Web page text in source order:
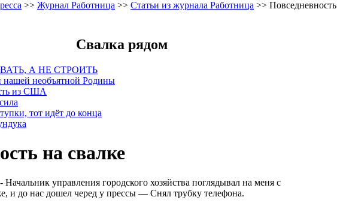
>>Журнал Работница >>Статьи из журнала Работница >>Повседневность
Свалка рядом
А НЕ СТРОИТЬ
нашей необъятной Родины
из США
тот идёт до конца
на свалке
управления городского хозяйства поглядывал на меня с
и до нас дошел черед у прессы — Снял трубку телефона.